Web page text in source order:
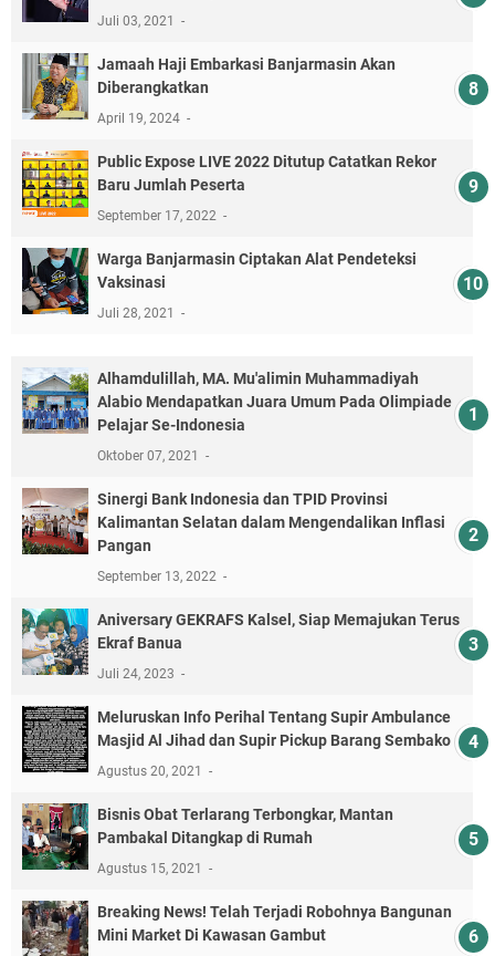
Juli 03, 2021
Jamaah Haji Embarkasi Banjarmasin Akan
Diberangkatkan
April 19, 2024
Public Expose LIVE 2022 Ditutup Catatkan Rekor
Baru Jumlah Peserta
September 17, 2022
Warga Banjarmasin Ciptakan Alat Pendeteksi
Vaksinasi
Juli 28, 2021
Alhamdulillah, MA. Mu'alimin Muhammadiyah
Alabio Mendapatkan Juara Umum Pada Olimpiade
Pelajar Se-Indonesia
Oktober 07, 2021
Sinergi Bank Indonesia dan TPID Provinsi
Kalimantan Selatan dalam Mengendalikan Inflasi
Pangan
September 13, 2022
Aniversary GEKRAFS Kalsel, Siap Memajukan Terus
Ekraf Banua
Juli 24, 2023
Meluruskan Info Perihal Tentang Supir Ambulance
Masjid Al Jihad dan Supir Pickup Barang Sembako
Agustus 20, 2021
Bisnis Obat Terlarang Terbongkar, Mantan
Pambakal Ditangkap di Rumah
Agustus 15, 2021
Breaking News! Telah Terjadi Robohnya Bangunan
Mini Market Di Kawasan Gambut